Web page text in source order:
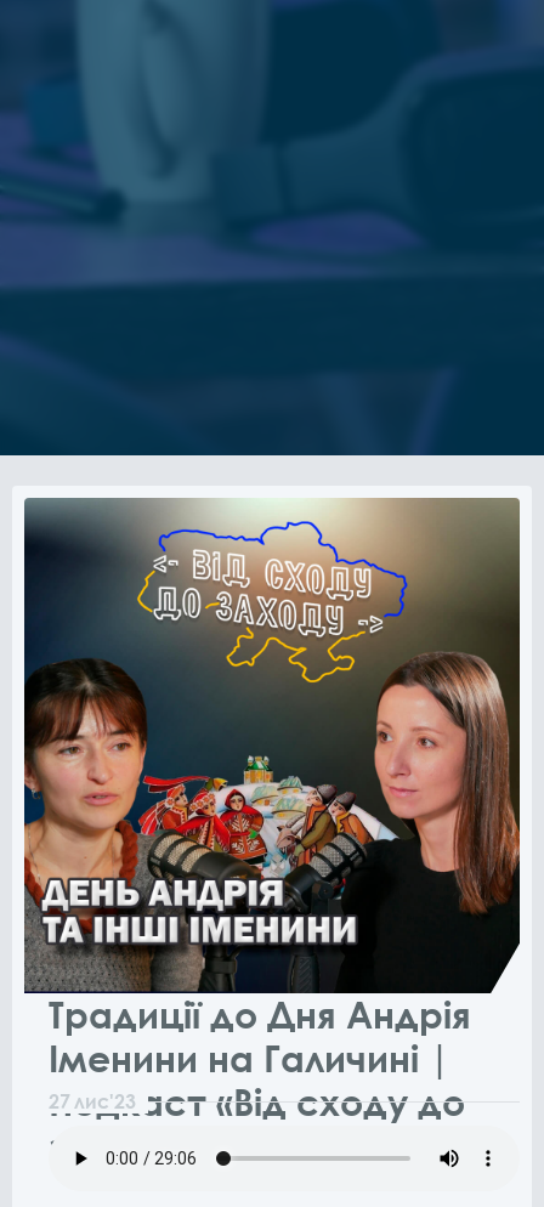
Традиції до Дня Андрія
Іменини на Галичині |
Подкаст «Від сходу до
заходу» Епізод 9
27 лис'23